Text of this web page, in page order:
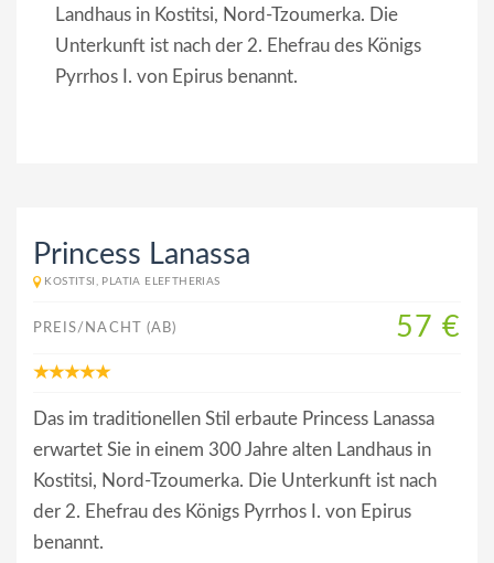
Landhaus in Kostitsi, Nord-Tzoumerka. Die
Unterkunft ist nach der 2. Ehefrau des Königs
Pyrrhos I. von Epirus benannt.
Princess Lanassa
KOSTITSI, PLATIA ELEFTHERIAS
PREIS/NACHT (AB) 57 €
Das im traditionellen Stil erbaute Princess Lanassa
erwartet Sie in einem 300 Jahre alten Landhaus in
Kostitsi, Nord-Tzoumerka. Die Unterkunft ist nach
der 2. Ehefrau des Königs Pyrrhos I. von Epirus
benannt.